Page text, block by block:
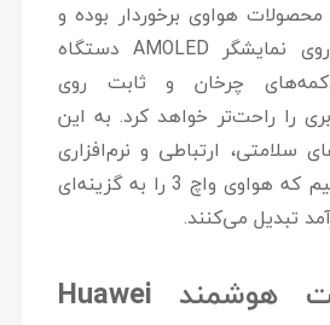
هواوی برخوردار بوده و
برای کنترل آنچه روی نمایشگر AMOLED دستگاه
چرخان و ثابت روی
را راحت‌تر خواهد کرد. به این
سلامتی، ارتباطی و نرم‌افزاری
متعدد را نیز بیفزاییم که هواوی واچ 3 را به گزینه‌ای
تبدیل می‌کنند.
طراحی ساعت هوشمند Huawei